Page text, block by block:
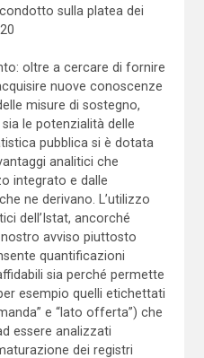
sulla platea dei
oltre a cercare di fornire
nuove conoscenze
misure di sostegno,
le potenzialità delle
pubblica si è dotata
analitici che
integrato e dalle
ne derivano. L’utilizzo
dell’Istat, ancorché
avviso piuttosto
quantificazioni
sia perché permette
esempio quelli etichettati
e “lato offerta”) che
essere analizzati
dei registri